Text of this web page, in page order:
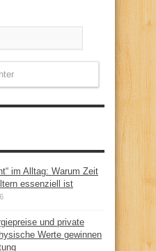
im Alltag: Warum Zeit
essenziell ist
und private
Werte gewinnen